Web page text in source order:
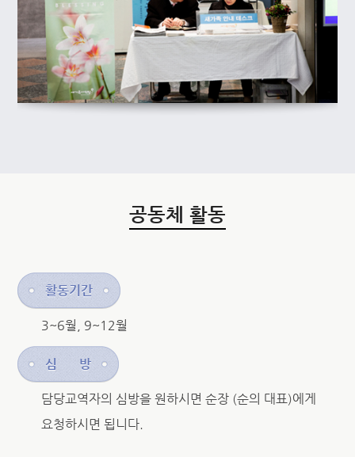
공동체 활동
활동기간
3~6월, 9~12월
심 방
담당교역자의 심방을 원하시면 순장 (순의 대표)에게
요청하시면 됩니다.